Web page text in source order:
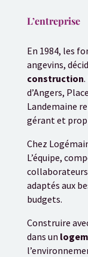
L’entreprise
En 1984, les
angevins,
construction
d’Angers,
Landemaine
gérant et
Chez
L’équipe,
adaptés aux
budgets.
Construire
dans un